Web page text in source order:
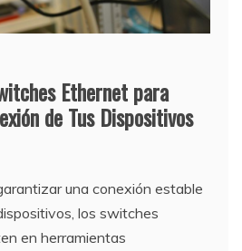
Ethernet para
de Tus Dispositivos
una conexión estable
los switches
en herramientas